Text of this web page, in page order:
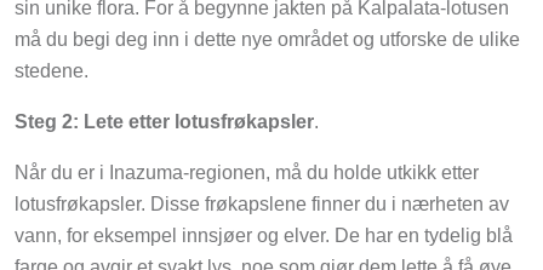
sin unike flora. For å begynne jakten på Kalpalata-lotusen
må du begi deg inn i dette nye området og utforske de ulike
stedene.
Steg 2: Lete etter lotusfrøkapsler.
Når du er i Inazuma-regionen, må du holde utkikk etter
lotusfrøkapsler. Disse frøkapslene finner du i nærheten av
vann, for eksempel innsjøer og elver. De har en tydelig blå